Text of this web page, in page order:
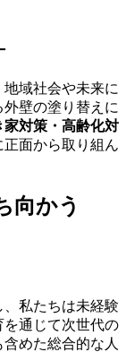
域社会や未来に
壁の塗り替えに
対策・高齢化対
面から取り組ん
向かう
、私たちは未経験
通じて次世代の
めた総合的な人